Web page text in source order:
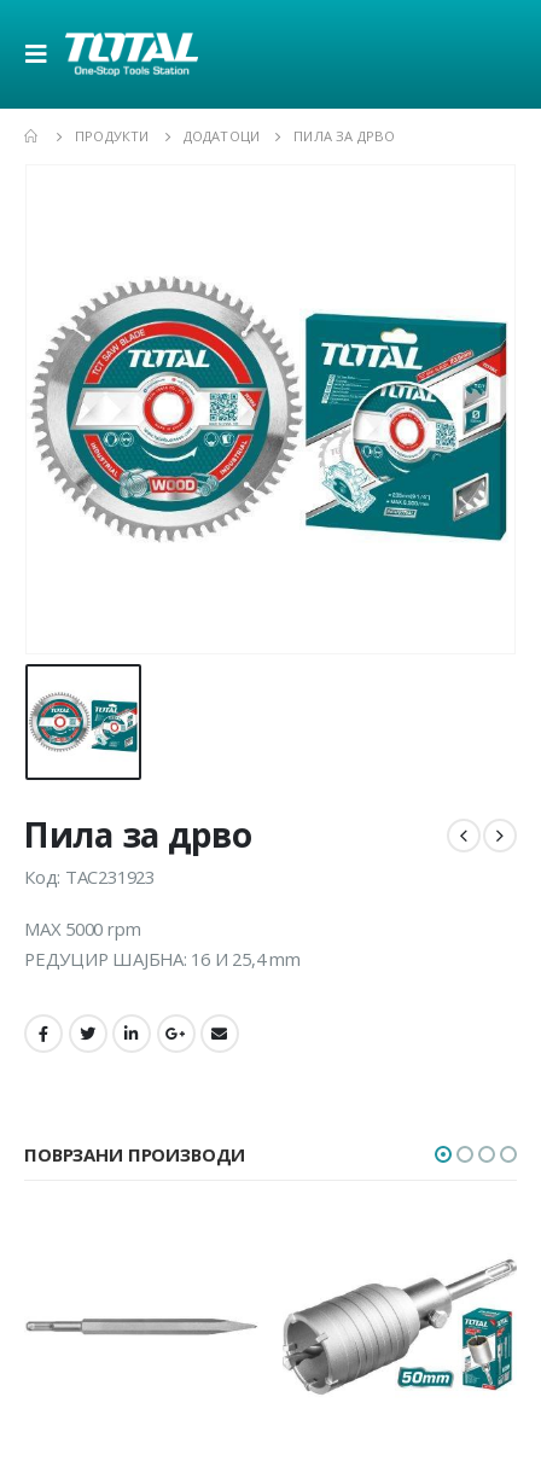
ПРОДУКТИ ДОДАТОЦИ ПИЛА ЗА ДРВО
Пила за дрво
Код: TAC231923
MAX 5000 rpm
РЕДУЦИР ШАЈБНА: 16 И 25,4 mm
ПОВРЗАНИ ПРОИЗВОДИ